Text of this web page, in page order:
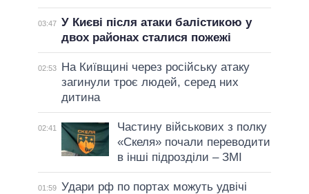
03:47 У Києві після атаки балістикою у
двох районах сталися пожежі
02:53
На Київщині через російську атаку
загинули троє людей, серед них
дитина
02:41
Частину військових з полку
«Скеля» почали переводити
в інші підрозділи – ЗМІ
01:59 Удари рф по портах можуть удвічі